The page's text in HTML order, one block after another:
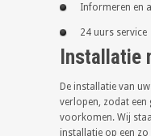
Informeren en
24 uurs service
Installatie
De installatie van
verlopen, zodat
voorkomen. Wij
installatie op een